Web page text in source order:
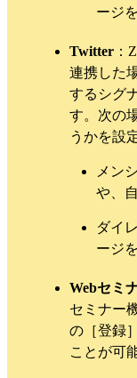
ージ
Twitter ：
連携した
するシグ
す。次の
うかを設
メン
や、
ダイ
ージ
Webセミ
セミナー
の［登録
ことが可